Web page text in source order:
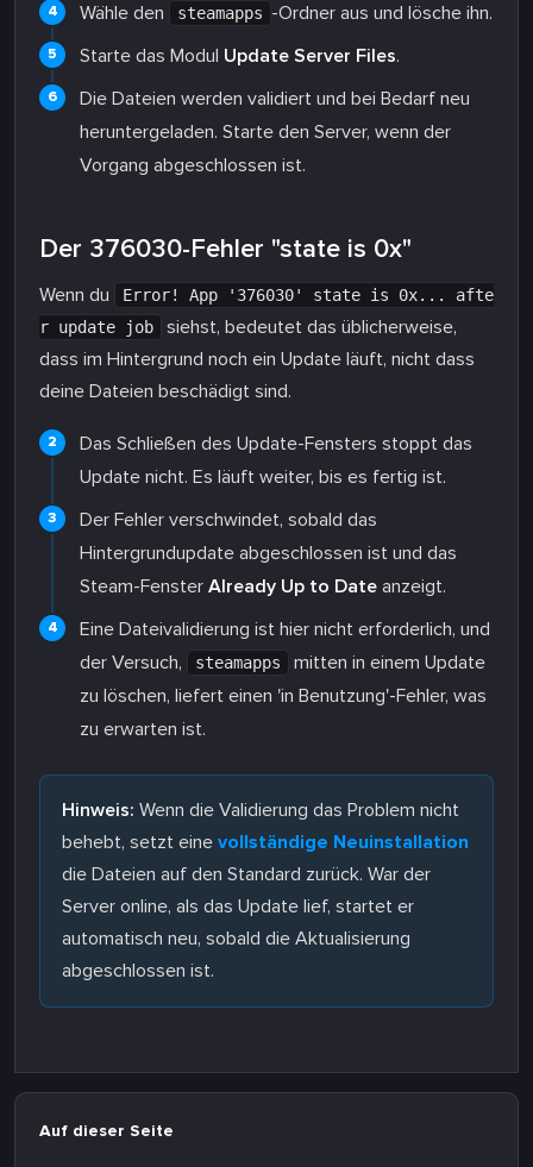
Wähle den
steamapps -Ordner aus und lösche ihn.
Starte das Modul Update Server Files.
Die Dateien werden validiert und bei Bedarf neu
heruntergeladen. Starte den Server, wenn der
Vorgang abgeschlossen ist.
Der 376030-Fehler "state is 0x"
Wenn du
Error! App '376030' state is 0x... afte
r update job
siehst, bedeutet das üblicherweise,
dass im Hintergrund noch ein Update läuft, nicht dass
deine Dateien beschädigt sind.
Das Schließen des Update-Fensters stoppt das
Update nicht. Es läuft weiter, bis es fertig ist.
Der Fehler verschwindet, sobald das
Hintergrundupdate abgeschlossen ist und das
Steam-Fenster Already Up to Date anzeigt.
Eine Dateivalidierung ist hier nicht erforderlich, und
der Versuch,
steamapps
mitten in einem Update
zu löschen, liefert einen 'in Benutzung'-Fehler, was
zu erwarten ist.
Hinweis: Wenn die Validierung das Problem nicht
behebt, setzt eine vollständige Neuinstallation
die Dateien auf den Standard zurück. War der
Server online, als das Update lief, startet er
automatisch neu, sobald die Aktualisierung
abgeschlossen ist.
Auf dieser Seite